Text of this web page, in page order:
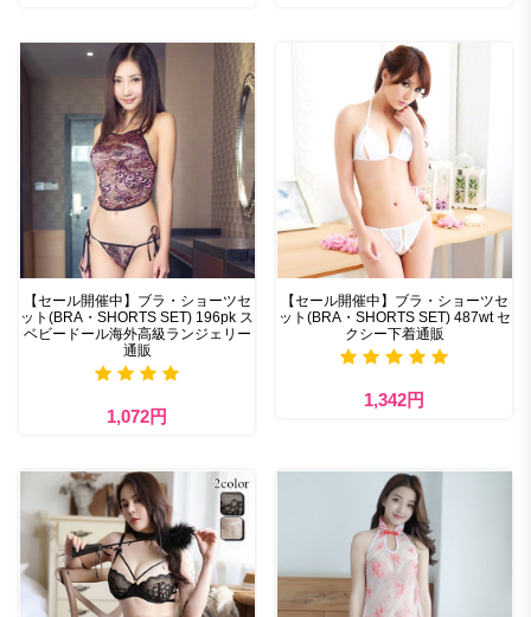
【セール開催中】ブラ・ショーツセ
ット(BRA・SHORTS SET) 196pk ス
ベビードール海外高級ランジェリー
通販
1,072円
【セール開催中】ブラ・ショーツセ
ット(BRA・SHORTS SET) 487wt セ
クシー下着通販
1,342円